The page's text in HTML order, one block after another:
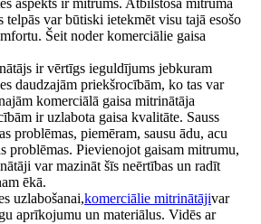
aspekts ir mitrums. Atbilstoša mitruma
telpās var būtiski ietekmēt visu tajā esošo
Šeit noder komerciālie gaisa
ir vērtīgs ieguldījums jebkuram
daudzajām priekšrocībām, ko tas var
komerciālā gaisa mitrinātāja
ir uzlabota gaisa kvalitāte. Sauss
problēmas, piemēram, sausu ādu, acu
problēmas. Pievienojot gaisam mitrumu,
var mazināt šīs neērtības un radīt
ēkā.
uzlabošanai,komerciālie mitrinātājivar
aprīkojumu un materiālus. Vidēs ar